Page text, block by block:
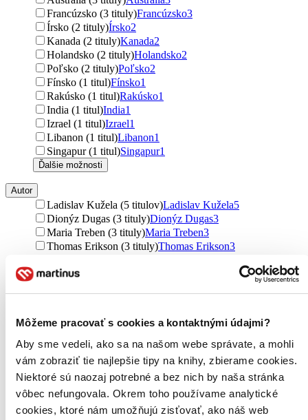
Môžeme pracovať s cookies a kontaktnými údajmi?
Aby sme vedeli, ako sa na našom webe správate, a mohli
vám zobraziť tie najlepšie tipy na knihy, zbierame cookies.
Niektoré sú naozaj potrebné a bez nich by naša stránka
vôbec nefungovala. Okrem toho používame analytické
cookies, ktoré nám umožňujú zisťovať, ako náš web
Francúzsko (3 tituly)Francúzsko3
Írsko (2 tituly)Írsko2
Kanada (2 tituly)Kanada2
Holandsko (2 tituly)Holandsko2
Poľsko (2 tituly)Poľsko2
Fínsko (1 titul)Fínsko1
Rakúsko (1 titul)Rakúsko1
India (1 titul)India1
Izrael (1 titul)Izrael1
Libanon (1 titul)Libanon1
Singapur (1 titul)Singapur1
Ďalšie možnosti
Autor
Ladislav Kužela (5 titulov)Ladislav Kužela5
Dionýz Dugas (3 tituly)Dionýz Dugas3
Maria Treben (3 tituly)Maria Treben3
Thomas Erikson (3 tituly)Thomas Erikson3
Zuzana Čižmáriková (3 tituly)
Zuzana Čižmáriková3
Jonathan Swift (2 tituly)Jonathan Swift2
Matt Haig (2 tituly) Matt Haig2
Jana Pavlíková (2 tituly)Jana Pavlíková2
Eva Hasalová (2 tituly)
Eva Hasalová
Gill Sims (2 tituly) Gill Sims2
Anna Kopáčová (2 tituly)Anna Kopáčová2
TJ Klune (2 tituly)TJ Klune2